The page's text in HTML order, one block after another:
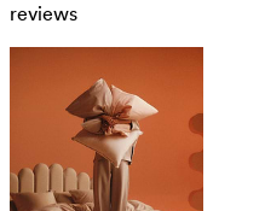
reviews